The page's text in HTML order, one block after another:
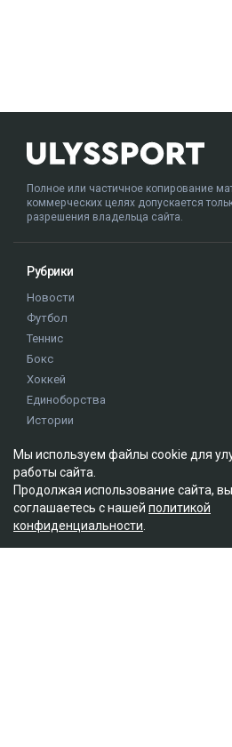
Полное или частичное копирование
коммерческих целях допускается
разрешения владельца сайта.
Рубрики
Новости
Футбол
Теннис
Бокс
Хоккей
Единоборства
Истории
Редакция
О проекте
Мы используем файлы cookie для
работы сайта.
Продолжая использование сайта, вы
соглашаетесь с нашей политикой
конфиденциальности